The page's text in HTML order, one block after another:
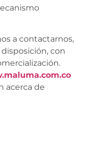
a contactarnos,
con
acerca de